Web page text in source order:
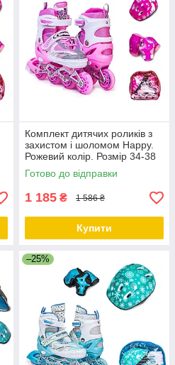
Комплект дитячих роликів з
захистом і шоломом Happy.
Рожевий колір. Розмір 34-38
Готово до відправки
1 185 ₴ 1 586 ₴
Купити
–25%